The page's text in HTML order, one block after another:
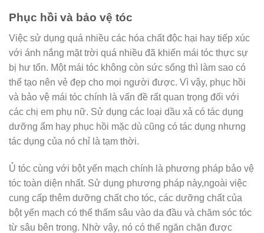
Phục hồi và bảo vệ tóc
Việc sử dụng quá nhiều các hóa chất độc hại hay tiếp xúc
với ánh nắng mặt trời quá nhiều đã khiến mái tóc thực sự
bị hư tổn. Một mái tóc không còn sức sống thì làm sao có
thể tạo nên vẻ đẹp cho mọi người được. Vì vậy, phục hồi
và bảo vệ mái tóc chính là vấn đề rất quan trọng đối với
các chị em phụ nữ. Sử dụng các loại dầu xả có tác dụng
dưỡng ẩm hay phục hồi mặc dù cũng có tác dụng nhưng
tác dụng của nó chỉ là tạm thời.
Ủ tóc cùng với bột yến mạch chính là phương pháp bảo vệ
tóc toàn diện nhất. Sử dụng phương pháp này,ngoài việc
cung cấp thêm dưỡng chất cho tóc, các dưỡng chất của
bột yến mạch có thể thấm sâu vào da đầu và chăm sóc tóc
từ sâu bên trong. Nhờ vậy, nó có thể ngăn chặn được